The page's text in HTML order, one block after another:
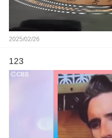
2025/02/26
123